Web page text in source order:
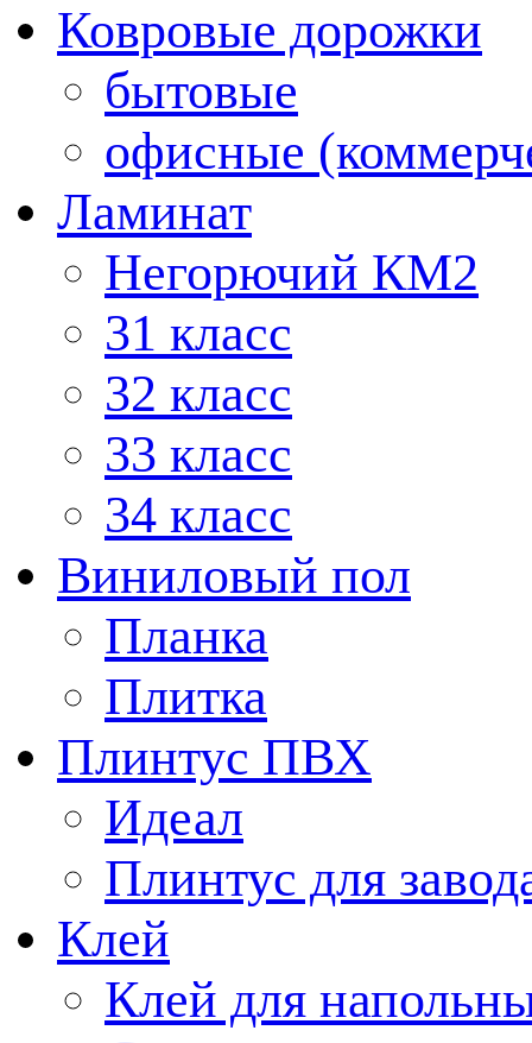
Ковровые дорожки
бытовые
офисные
Ламинат
Негорючий КМ2
31 класс
32 класс
33 класс
34 класс
Виниловый пол
Планка
Плитка
Плинтус ПВХ
Идеал
Плинтус для
Клей
Клей для